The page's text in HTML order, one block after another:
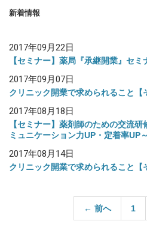
新着情報
2017年09月22日
【セミナー】薬局『承継開業』セミ
2017年09月07日
クリニック開業で求められること【
2017年08月18日
【セミナー】薬剤師のための交流
ミュニケーション力UP・定着率UP
2017年08月14日
クリニック開業で求められること【
← 前へ 1